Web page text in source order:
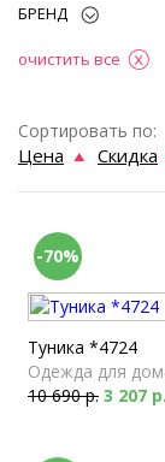
БРЕНД
очистить все
Сортировать по:
Цена Скидка
-70%
Туника *4724
Одежда для
10 690 р. 3 207 р.